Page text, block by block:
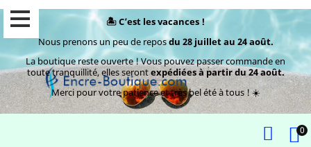
🏝️ C’est les vacances !
Nous prenons un peu de reposdu 28 juillet au 24 août.
La boutique reste ouverte ! Vous pouvez passer commande en
toute tranquillité, elles serontexpédiées à partir du 24 août.
Merci pour votre patience et très bel été à tous ! ☀️
0